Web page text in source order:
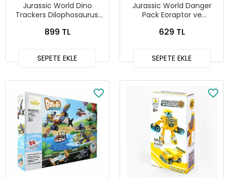
Jurassic World Dino
Trackers Dilophosaurus,
899 TL
SEPETE EKLE
Jurassic World Danger
Pack Eoraptor ve
629 TL
SEPETE EKLE